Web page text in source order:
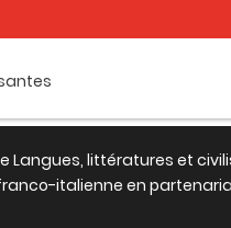
Langues, littératures et
italienne en